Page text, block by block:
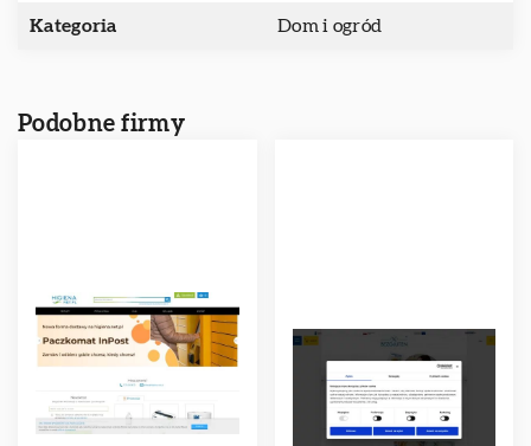
Kategoria Dom i ogród
Podobne firmy